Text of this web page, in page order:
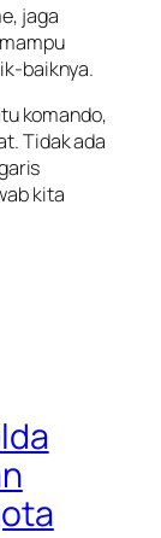
jaga
baiknya.
komando,
Tidak ada
kita